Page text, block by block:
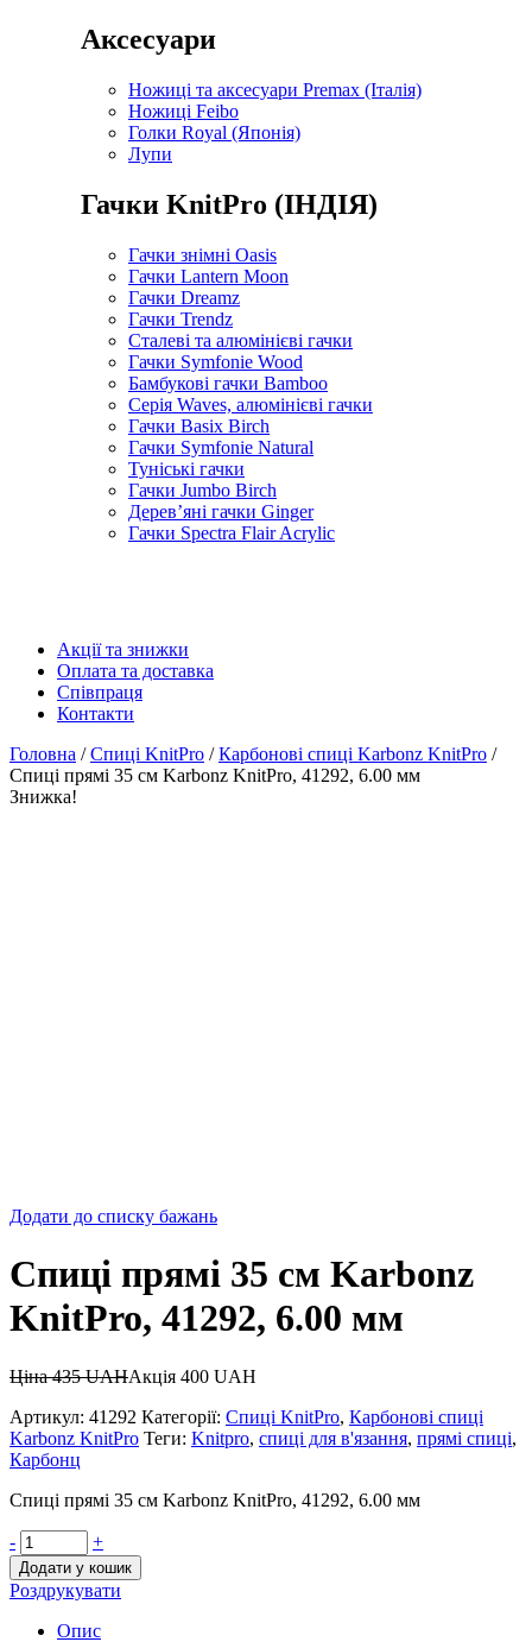
Аксесуари
Ножиці та аксесуари Premax (Італія)
Ножиці Feibo
Голки Royal (Японія)
Лупи
Гачки KnitPro (ІНДІЯ)
Гачки знімні Oasis
Гачки Lantern Moon
Гачки Dreamz
Гачки Trendz
Сталеві та алюмінієві гачки
Гачки Symfonie Wood
Бамбукові гачки Bamboo
Серія Waves, алюмінієві гачки
Гачки Basix Birch
Гачки Symfonie Natural
Туніські гачки
Гачки Jumbo Birch
Дерев’яні гачки Ginger
Гачки Spectra Flair Acrylic
Акції та знижки
Оплата та доставка
Співпраця
Контакти
Головна /Спиці KnitPro /Карбонові спиці Karbonz KnitPro /
Спиці прямі 35 см Karbonz KnitPro, 41292, 6.00 мм
Знижка!
Додати до списку бажань
Спиці прямі 35 см Karbonz
KnitPro, 41292, 6.00 мм
Ціна435UAHАкція 400 UAH
Артикул: 41292 Категорії: Спиці KnitPro, Карбонові спиці
Karbonz KnitPro Теги: Knitpro, спиці для в'язання, прямі спиці,
Карбонц
Спиці прямі 35 см Karbonz KnitPro, 41292, 6.00 мм
- +
Додати у кошик
Роздрукувати
Опис